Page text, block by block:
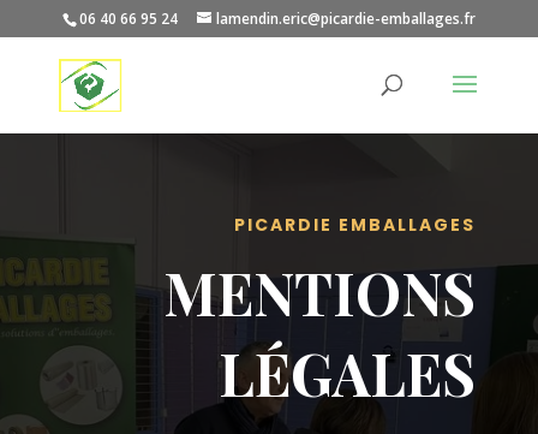
06 40 66 95 24 lamendin.eric@picardie-emballages.fr
PICARDIE EMBALLAGES
MENTIONS
LÉGALES